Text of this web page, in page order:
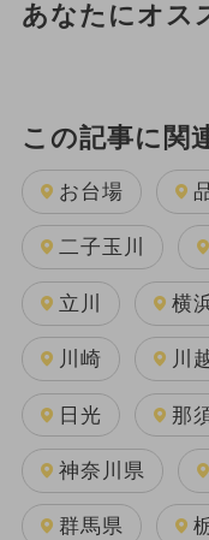
あなたにオス
この記事に関
お台場
二子玉川
立川 横
川崎 川
日光 那
神奈川県
群馬県